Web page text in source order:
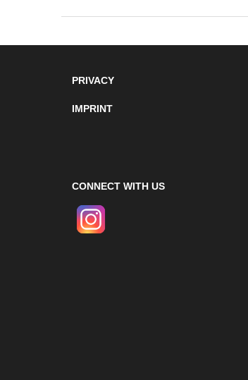
PRIVACY
IMPRINT
CONNECT WITH US